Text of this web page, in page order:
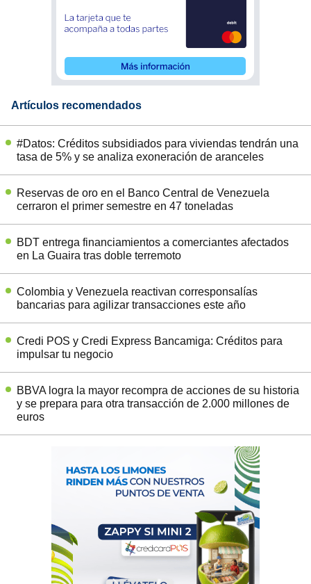
Artículos recomendados
#Datos: Créditos subsidiados para viviendas tendrán una
tasa de 5% y se analiza exoneración de aranceles
Reservas de oro en el Banco Central de Venezuela
cerraron el primer semestre en 47 toneladas
BDT entrega financiamientos a comerciantes afectados
en La Guaira tras doble terremoto
Colombia y Venezuela reactivan corresponsalías
bancarias para agilizar transacciones este año
Credi POS y Credi Express Bancamiga: Créditos para
impulsar tu negocio
BBVA logra la mayor recompra de acciones de su historia
y se prepara para otra transacción de 2.000 millones de
euros